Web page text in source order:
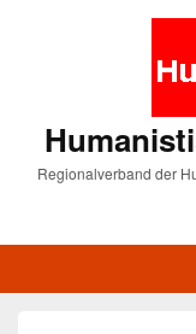
Regionalverband der